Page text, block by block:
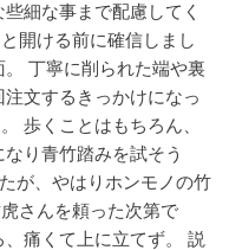
些細な事まで配慮してく
開ける前に確信しまし
丁寧に削られた端や裏
注文するきっかけになっ
歩くことはもちろん、
り青竹踏みを試そう
が、やはりホンモノの竹
さんを頼った次第で
痛くて上に立てず。
説